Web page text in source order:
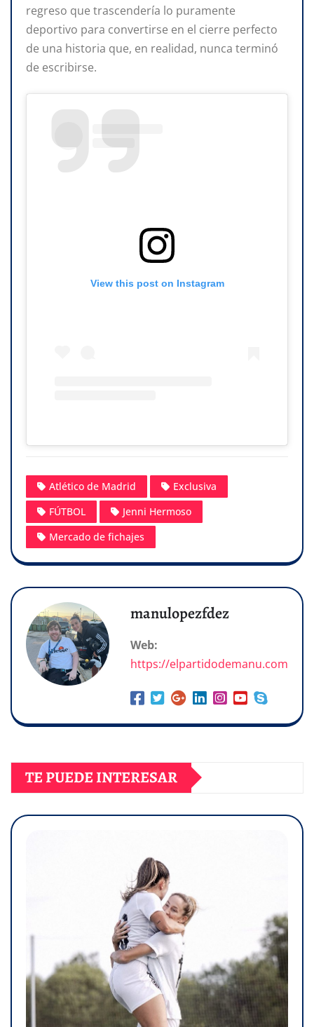
regreso que trascendería lo puramente
deportivo para convertirse en el cierre perfecto
de una historia que, en realidad, nunca terminó
de escribirse.
View this post on Instagram
Atlético de Madrid
Exclusiva
FÚTBOL
Jenni Hermoso
Mercado de fichajes
manulopezfdez
Web:
https://elpartidodemanu.com
TE PUEDE INTERESAR